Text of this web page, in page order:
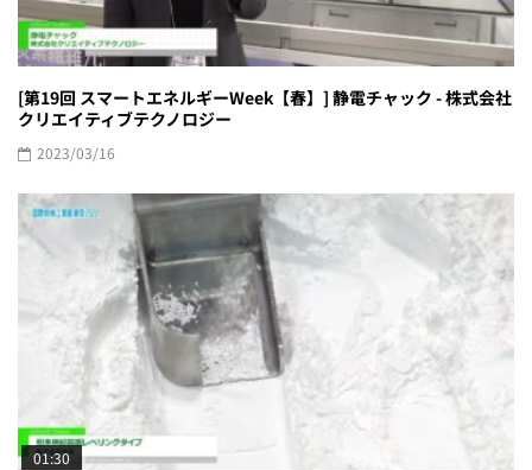
[第19回 スマートエネルギーWeek【春】] 静電チャック - 株式会社
クリエイティブテクノロジー
2023/03/16
01:30